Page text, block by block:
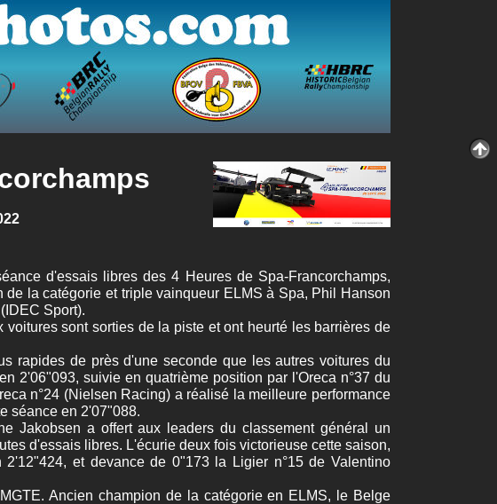
d'essais libres des 4 Heures de Spa-Francorchamps,
la catégorie et triple vainqueur ELMS à Spa, Phil Hanson
Sport).
sont sorties de la piste et ont heurté les barrières de
rapides de près d'une seconde que les autres voitures du
2'06"093, suivie en quatrième position par l'Oreca n°37 du
n°24 (Nielsen Racing) a réalisé la meilleure performance
séance en 2'07"088.
Jakobsen a offert aux leaders du classement général un
d'essais libres. L'écurie deux fois victorieuse cette saison,
et devance de 0"173 la Ligier n°15 de Valentino
Ancien champion de la catégorie en ELMS, le Belge